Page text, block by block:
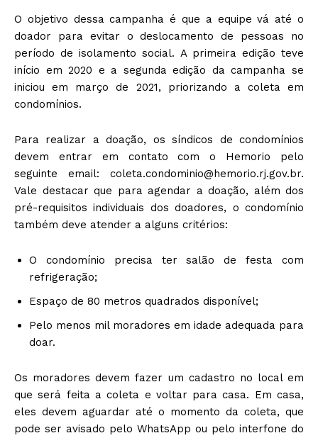
O objetivo dessa campanha é que a equipe vá até o
doador para evitar o deslocamento de pessoas no
período de isolamento social. A primeira edição teve
início em 2020 e a segunda edição da campanha se
iniciou em março de 2021, priorizando a coleta em
condomínios.
Para realizar a doação, os síndicos de condomínios
devem entrar em contato com o Hemorio pelo
seguinte email: coleta.condominio@hemorio.rj.gov.br.
Vale destacar que para agendar a doação, além dos
pré-requisitos individuais dos doadores, o condomínio
também deve atender a alguns critérios:
O condomínio precisa ter salão de festa com
refrigeração;
Espaço de 80 metros quadrados disponível;
Pelo menos mil moradores em idade adequada para
doar.
Os moradores devem fazer um cadastro no local em
que será feita a coleta e voltar para casa. Em casa,
eles devem aguardar até o momento da coleta, que
pode ser avisado pelo WhatsApp ou pelo interfone do